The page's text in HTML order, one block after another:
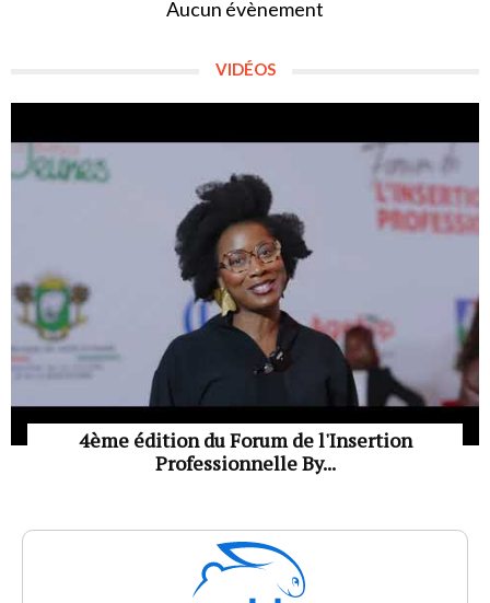
Aucun évènement
VIDÉOS
4ème édition du Forum de l'Insertion
Professionnelle By...